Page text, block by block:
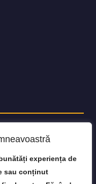
experiența de
sau conținut